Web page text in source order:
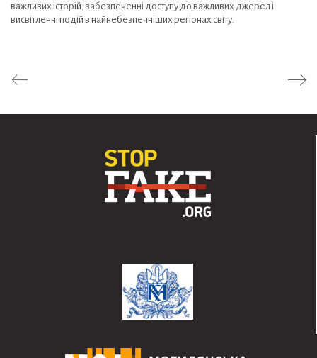
важливих історій, забезпеченні доступу до важливих джерел і
висвітленні подій в найнебезпечніших регіонах світу.